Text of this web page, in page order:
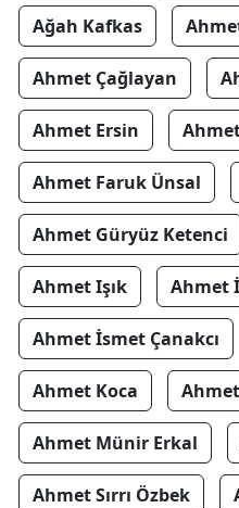
Ağah Kafkas
Ahmet Çağlayan
Ahmet Ersin
Ahmet Faruk Ünsal
Ahmet Güryüz Ketenci
Ahmet Işık Ahmet
Ahmet İsmet Çanakcı
Ahmet Koca
Ahmet Münir Erkal
Ahmet Sırrı Özbek